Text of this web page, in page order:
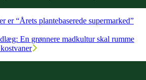
er “Årets plantebaserede supermarked”
En grønnere madkultur skal rumme